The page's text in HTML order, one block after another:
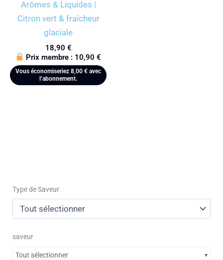
Type de Saveur
saveur
Tout sélectionner
Arômes & Liquides |
Citron vert & fraîcheur
glaciale
18,90 €
Prix membre : 10,90€
Vous économiseriez 8,00 € avec
l’abonnement.